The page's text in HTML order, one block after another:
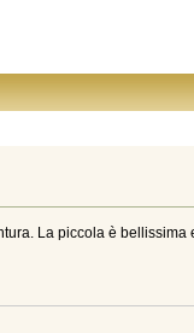
La piccola è